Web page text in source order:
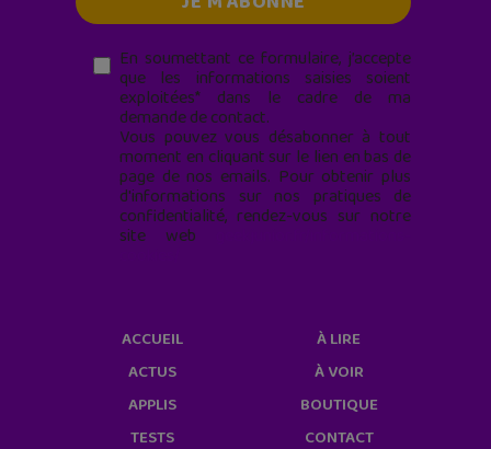
En soumettant ce formulaire, j’accepte
que les informations saisies soient
exploitées* dans le cadre de ma
demande de contact.
Vous pouvez vous désabonner à tout
moment en cliquant sur le lien en bas de
page de nos emails. Pour obtenir plus
d'informations sur nos pratiques de
confidentialité, rendez-vous sur notre
site web
ACCUEIL
ACTUS
APPLIS
TESTS
À LIRE
À VOIR
BOUTIQUE
CONTACT